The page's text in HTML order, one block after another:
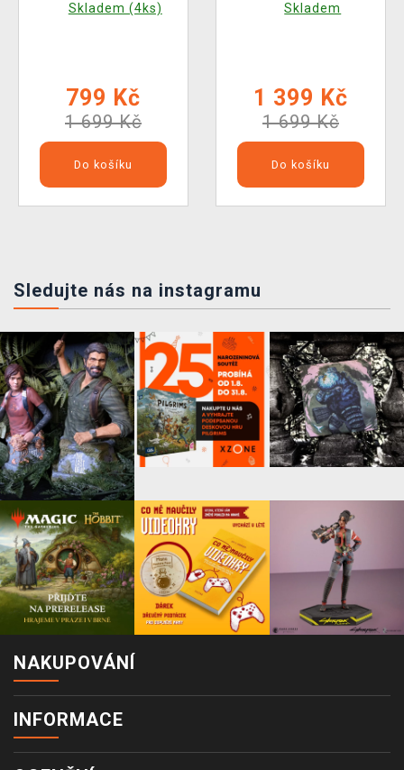
Skladem (4ks)
799 Kč
1 699 Kč
Do košíku
Skladem
1 399 Kč
1 699 Kč
Do košíku
Sledujte nás na instagramu
NAKUPOVÁNÍ
INFORMACE